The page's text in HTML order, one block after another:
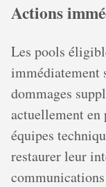
Actions
Les pools
immédiatement
dommages
actuellement en
équipes
restaurer leur